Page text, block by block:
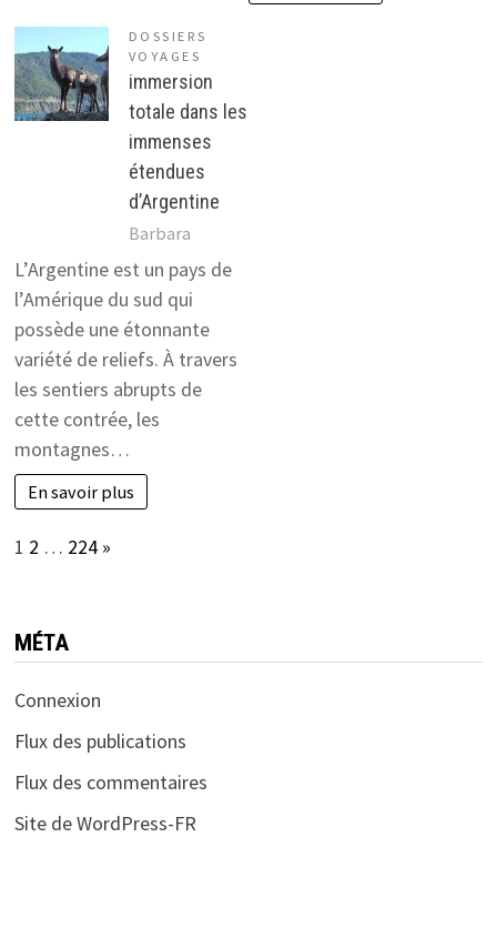
DOSSIERS
VOYAGES
immersion
totale dans les
immenses
étendues
d’Argentine
Barbara
L’Argentine est un pays de
l’Amérique du sud qui
possède une étonnante
variété de reliefs. À travers
les sentiers abrupts de
cette contrée, les
montagnes…
En savoir plus
Page:
1 2 … 224 Next
»
MÉTA
Connexion
Flux des publications
Flux des commentaires
Site de WordPress-FR